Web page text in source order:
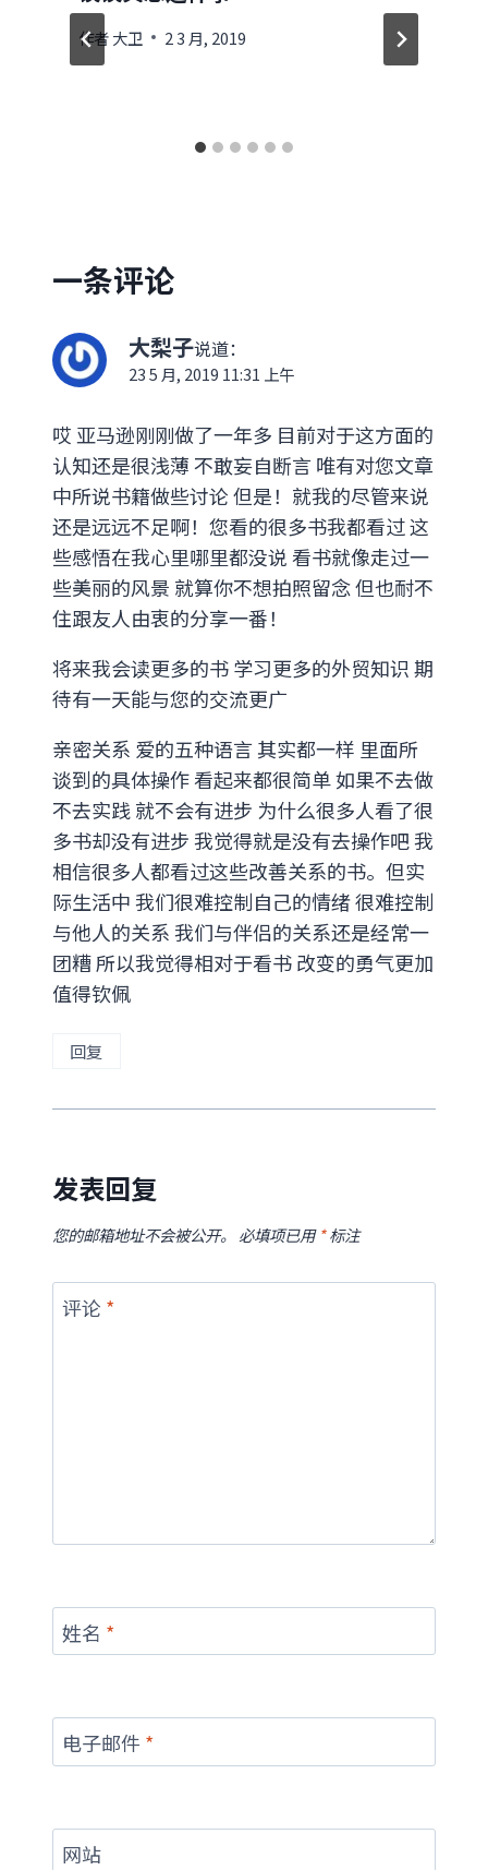
作者大卫 2 3 月, 2019
一条评论
大梨子说道：
23 5 月, 2019 11:31 上午
哎 亚马逊刚刚做了一年多 目前对于这方面的
认知还是很浅薄 不敢妄自断言 唯有对您文章
中所说书籍做些讨论 但是！就我的尽管来说
还是远远不足啊！您看的很多书我都看过 这
些感悟在我心里哪里都没说 看书就像走过一
些美丽的风景 就算你不想拍照留念 但也耐不
住跟友人由衷的分享一番！
将来我会读更多的书 学习更多的外贸知识 期
待有一天能与您的交流更广
亲密关系 爱的五种语言 其实都一样 里面所
谈到的具体操作 看起来都很简单 如果不去做
不去实践 就不会有进步 为什么很多人看了很
多书却没有进步 我觉得就是没有去操作吧 我
相信很多人都看过这些改善关系的书。但实
际生活中 我们很难控制自己的情绪 很难控制
与他人的关系 我们与伴侣的关系还是经常一
团糟 所以我觉得相对于看书 改变的勇气更加
值得钦佩
回复
发表回复
您的邮箱地址不会被公开。 必填项已用*标注
评论 *
姓名 *
电子邮件 *
网站